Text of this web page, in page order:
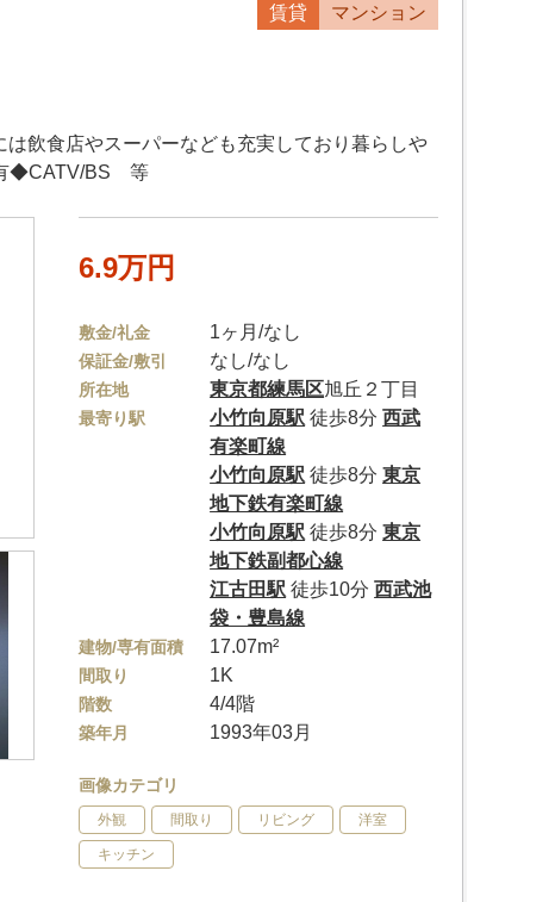
賃貸 マンション
飲食店やスーパーなども充実しており暮らしや
◆CATV/BS 等
6.9万円
敷金/礼金 1ヶ月/なし
保証金/敷引 なし/なし
所在地 東京都練馬区旭丘２丁目
最寄り駅 小竹向原駅 徒歩8分西武
有楽町線
小竹向原駅 徒歩8分東京
地下鉄有楽町線
小竹向原駅 徒歩8分東京
地下鉄副都心線
江古田駅 徒歩10分西武池
袋・豊島線
建物/専有面積 17.07m²
間取り 1K
階数 4/4階
築年月 1993年03月
画像カテゴリ
外観 間取り リビング 洋室
キッチン